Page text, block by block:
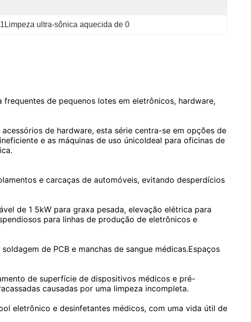
1Limpeza ultra-sônica aquecida de 0
de pequenos lotes em eletrônicos, hardware,
de hardware, esta série centra-se em opções de
e as máquinas de uso únicoIdeal para oficinas de
e carcaças de automóveis, evitando desperdícios
de 1 5kW para graxa pesada, elevação elétrica para
para linhas de produção de eletrônicos e
de PCB e manchas de sangue médicas.Espaços
de superfície de dispositivos médicos e pré-
causadas por uma limpeza incompleta.
eletrônico e desinfetantes médicos, com uma vida útil de